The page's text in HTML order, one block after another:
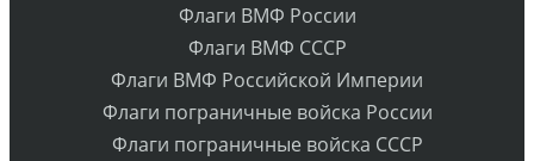
Флаги ВМФ России
Флаги ВМФ СССР
Флаги ВМФ Российской Империи
Флаги пограничные войска России
Флаги пограничные войска СССР